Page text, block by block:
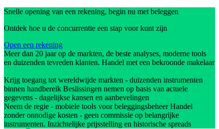
Snelle opening van een rekening, begin nu met beleggen
Ontdek hoe u de concurrentie een stap voor kunt zijn
Open een rekening
Meer dan 20 jaar op de markten, de beste analyses, moderne tools
en duizenden tevreden klanten. Handel met een bekroonde makelaar
Krijg toegang tot wereldwijde markten - duizenden instrumenten
binnen handbereik Beslissingen nemen op basis van actuele
gegevens - dagelijkse kansen en aanbevelingen
Neem de regie - mobiele tools voor beleggingsbeheer Handel
zonder onnodige kosten - geen commissie op belangrijke
instrumenten. Inzichtelijke prijsstelling en historische spreads